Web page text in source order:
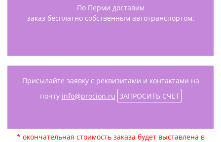
По Перми доставим
заказ бесплатно собственным автотранспортом.
Присылайте заявку с реквизитами и контактами на
почту info@procion.ru ЗАПРОСИТЬ СЧЕТ
* окончательная стоимость заказа будет выставлена в